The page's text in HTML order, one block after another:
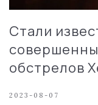
Стали
обстрелов
2023-08-07